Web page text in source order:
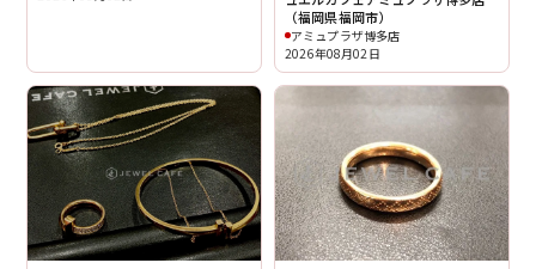
（福岡県福岡市）
アミュプラザ博多店
2026年08月02日